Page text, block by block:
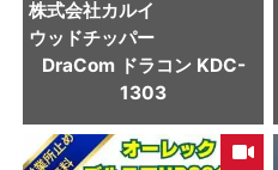
株式会社カルイ
ウッドチッパー
DraCom ドラコン KDC-
1303